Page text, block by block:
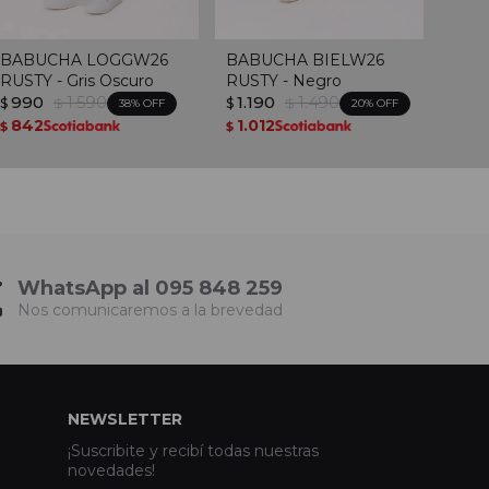
BABUCHA LOGGW26
RUSTY - Gris Oscuro
$ 990 $ 1.590 38
$ 842
BABUCHA BIELW26
RUSTY - Negro
$ 1.190 $ 1.490 20
$ 1.012
WhatsApp al 095 848 259
Nos comunicaremos a la brevedad
NEWSLETTER
¡Suscribite y recibí todas nuestras
novedades!